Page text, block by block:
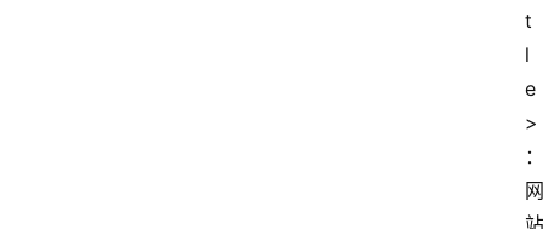
t
l
e
>
：
网
站